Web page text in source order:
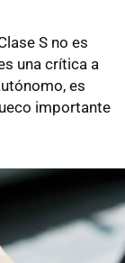
S no es
una crítica a
es
importante